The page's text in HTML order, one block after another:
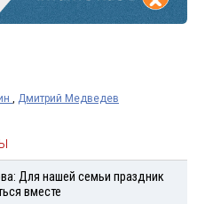
, Дмитрий Медведев
Для нашей семьи праздник
вместе